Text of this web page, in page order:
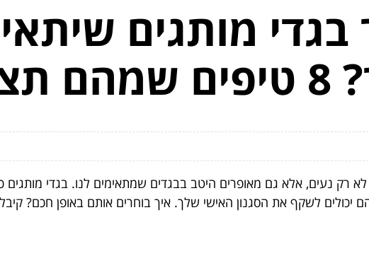
מותגים
רק נעים, אלא גם מאופרים היטב בבגדים שמתאימים לנו. בגדי מותגים
יכולים לשקף את הסגנון האישי שלך. איך בוחרים אותם באופן חכם?